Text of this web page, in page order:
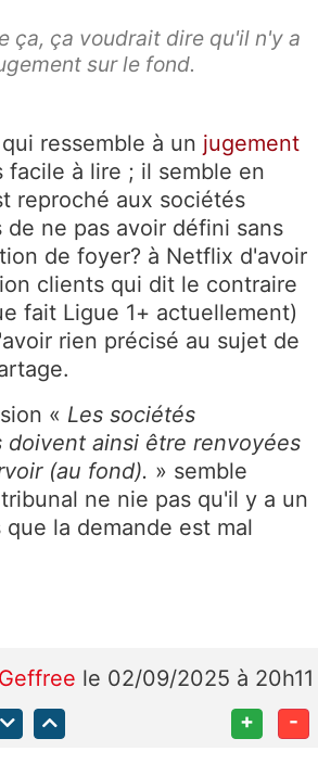
ça, ça voudrait dire qu'il n'y a
sur le fond.
ressemble à un jugement
facile à lire ; il semble en
reproché aux sociétés
de ne pas avoir défini sans
de foyer? à Netflix d'avoir
clients qui dit le contraire
fait Ligue 1+ actuellement)
rien précisé au sujet de
« Les sociétés
doivent ainsi être renvoyées
(au fond). » semble
ne nie pas qu'il y a un
que la demande est mal
Geffree le 02/09/2025 à 20h11
+ -